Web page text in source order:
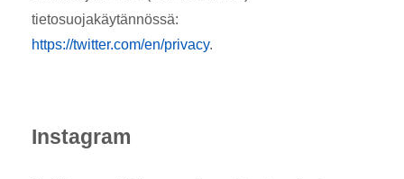
tietosuojakäytännössä:
https://twitter.com/en/privacy.
Instagram